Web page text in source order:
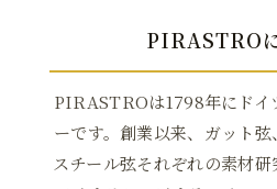
PIRASTRO
PIRASTROは1798年にドイ
ーです。創業以来、ガット弦
スチール弦それぞれの素材研